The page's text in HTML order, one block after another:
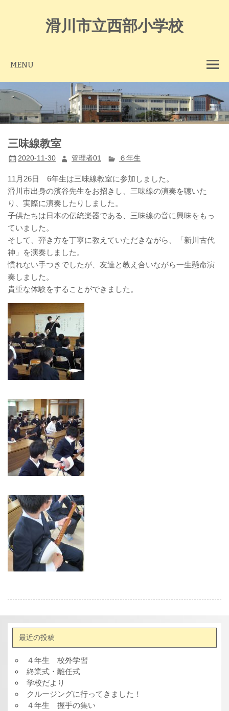
滑川市立西部小学校
MENU
三味線教室
2020-11-30 管理者01 ６年生
11月26日 6年生は三味線教室に参加しました。
滑川市出身の濱谷先生をお招きし、三味線の演奏を聴いた
り、実際に演奏したりしました。
子供たちは日本の伝統楽器である、三味線の音に興味をもっ
ていました。
そして、弾き方を丁寧に教えていただきながら、「新川古代
神」を演奏しました。
慣れない手つきでしたが、友達と教え合いながら一生懸命演
奏しました。
貴重な体験をすることができました。
最近の投稿
４年生 校外学習
終業式・離任式
学校だより
クルージングに行ってきました！
４年生 握手の集い